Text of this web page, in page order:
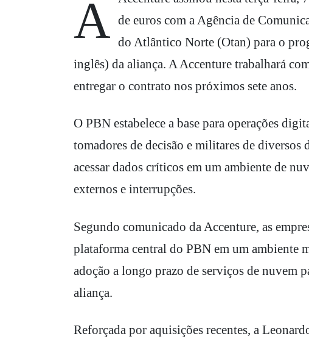
A Accenture assinou nesta terça-feira, 7, um contrato de aproximadamente 200 milhões de euros com a Agência de
do Atlântico Norte (Otan) para o
inglês) da aliança. A Accenture trabalhará
entregar o contrato nos próximos sete anos.
O PBN estabelece a base para operações
tomadores de decisão e militares de
acessar dados críticos em um ambiente de
externos e interrupções.
Segundo comunicado da Accenture, as
plataforma central do PBN em um ambiente
adoção a longo prazo de serviços de nuvem
aliança.
Reforçada por aquisições recentes, a